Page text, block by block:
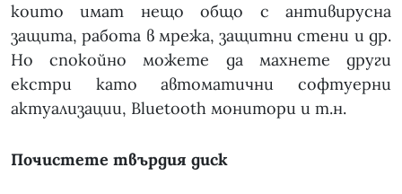
които имат нещо общо с антивирусна
защита, работа в мрежа, защитни стени и др.
Но спокойно можете да махнете други
екстри като автоматични софтуерни
актуализации, Bluetooth монитори и т.н.
Почистете твърдия диск